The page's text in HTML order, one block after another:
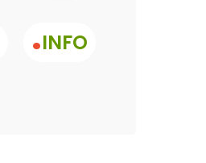
.INFO